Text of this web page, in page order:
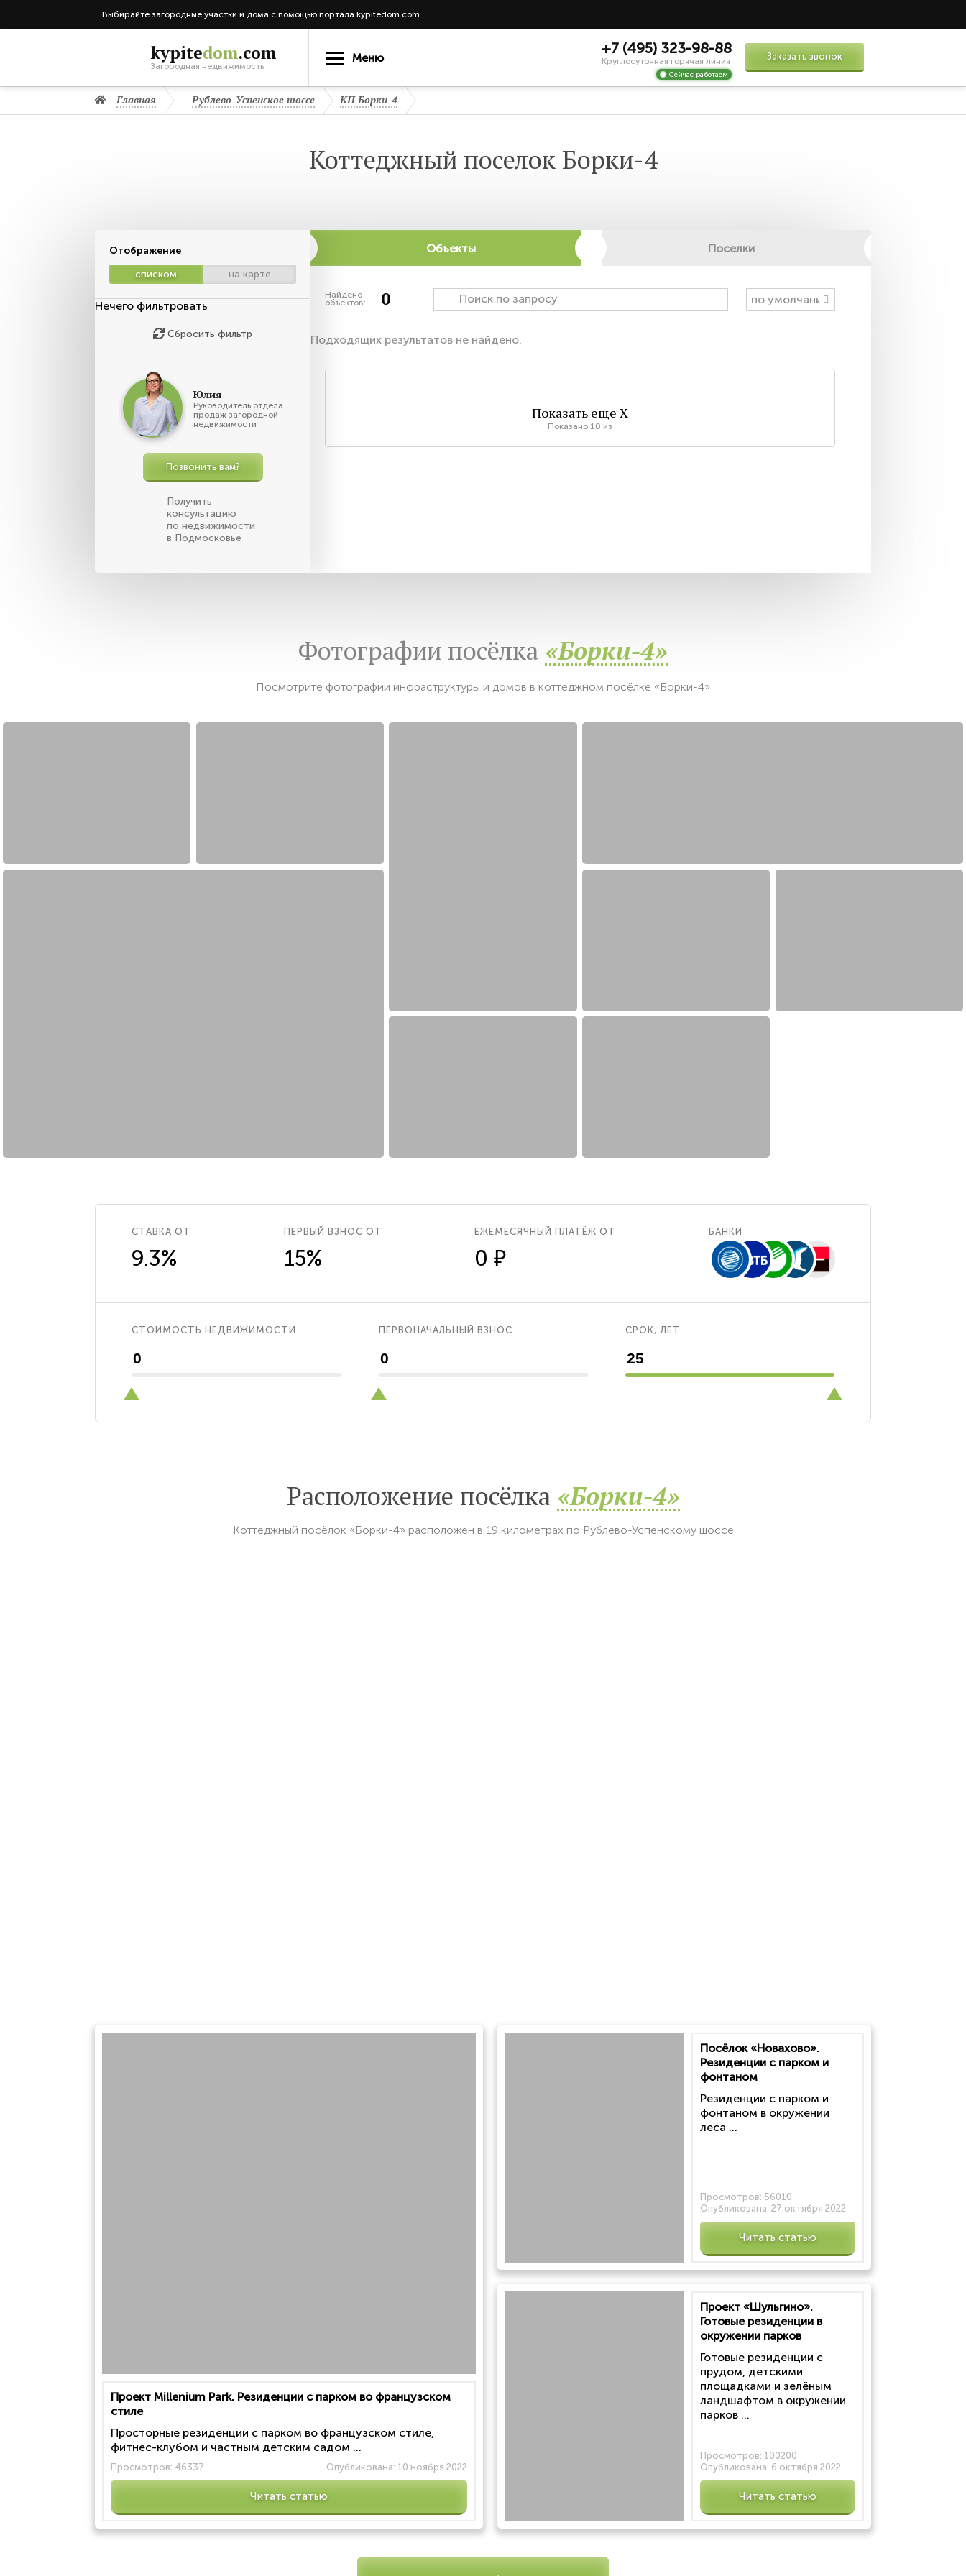
Выбирайте загородные участки и дома с помощью портала kypitedom.com
kypitedom.com
Загородная недвижимость
Меню
+7 (495) 323-98-88
Круглосуточная горячая линия
Сейчас работаем
Заказать звонок
Главная Рублево-Успенское шоссе КП Борки-4
Коттеджный поселок Борки-4
Отображение
списком
на карте
Нечего фильтровать
Сбросить фильтр
Юлия
Руководитель отдела
продаж загородной
недвижимости
Позвонить вам?
Получить
консультацию
по недвижимости
в Подмосковье
Объекты Поселки
Найдено
объектов: 0
Подходящих результатов не найдено.
Показать еще X
Показано 10 из
Фотографии посёлка «Борки-4»
Посмотрите фотографии инфраструктуры и домов в коттеджном посёлке «Борки-4»
СТАВКА ОТ
9.3%
ПЕРВЫЙ ВЗНОС ОТ
15%
ЕЖЕМЕСЯЧНЫЙ ПЛАТЁЖ ОТ
0 ₽
БАНКИ
СТОИМОСТЬ НЕДВИЖИМОСТИ ПЕРВОНАЧАЛЬНЫЙ ВЗНОС СРОК, ЛЕТ
Расположение посёлка «Борки-4»
Коттеджный посёлок «Борки-4» расположен в 19 километрах по Рублево-Успенскому шоссе
Проект Millenium Park. Резиденции с парком во французском
стиле
Просторные резиденции с парком во французском стиле,
фитнес-клубом и частным детским садом ...
Просмотров: 46337 Опубликована: 10 ноября 2022
Читать статью
Посёлок «Новахово».
Резиденции с парком и
фонтаном
Резиденции с парком и
фонтаном в окружении
леса ...
Просмотров: 56010
Опубликована: 27 октября 2022
Читать статью
Проект «Шульгино».
Готовые резиденции в
окружении парков
Готовые резиденции с
прудом, детскими
площадками и зелёным
ландшафтом в окружении
парков ...
Просмотров: 100200
Опубликована: 6 октября 2022
Читать статью